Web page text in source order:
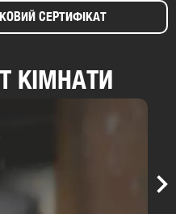
СЕРТИФІКАТ
КІМНАТИ